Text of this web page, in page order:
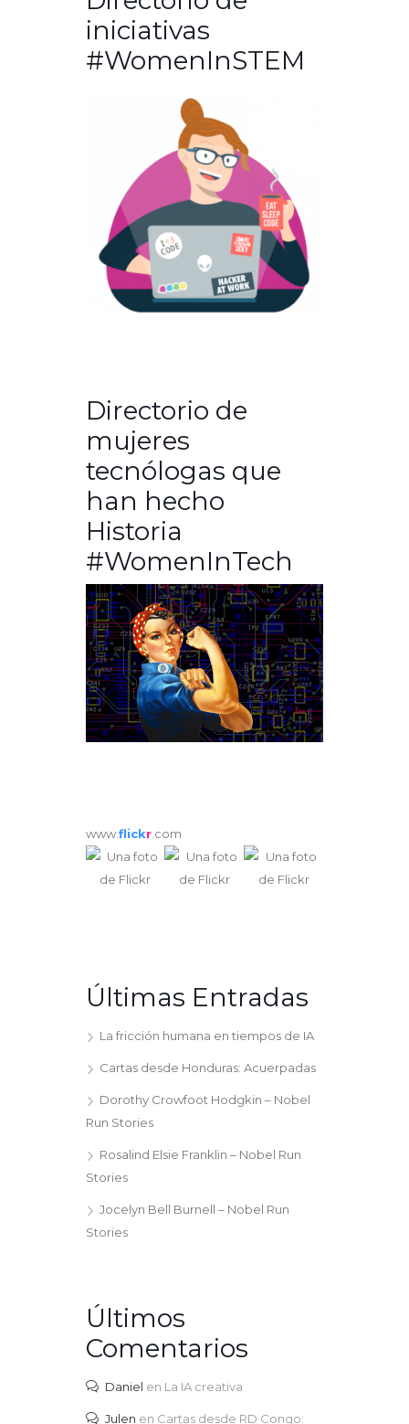
iniciativas
#WomenInSTEM
Directorio de
mujeres
tecnólogas que
han hecho
Historia
#WomenInTech
www.flickr.com
Últimas Entradas
La fricción humana en tiempos de IA
Cartas desde Honduras: Acuerpadas
Dorothy Crowfoot Hodgkin – Nobel
Run Stories
Rosalind Elsie Franklin – Nobel Run
Stories
Jocelyn Bell Burnell – Nobel Run
Stories
Últimos
Comentarios
Daniel en La IA creativa
Julen en Cartas desde RD Congo: